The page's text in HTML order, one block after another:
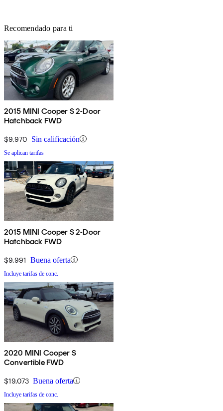
Recomendado para ti
2015 MINI Cooper S 2-Door
Hatchback FWD
$9,970 Sin calificación
Se aplican tarifas
2015 MINI Cooper S 2-Door
Hatchback FWD
$9,991 Buena oferta
Incluye tarifas de conc.
2020 MINI Cooper S
Convertible FWD
$19,073 Buena oferta
Incluye tarifas de conc.